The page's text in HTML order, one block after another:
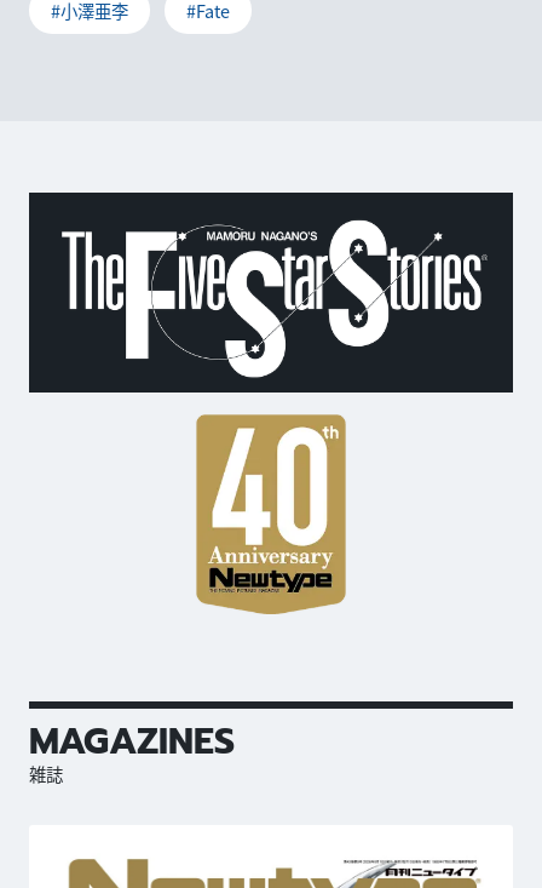
#小澤亜李 #Fate
MAGAZINES
雑誌